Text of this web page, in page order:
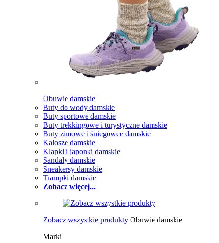
Obuwie damskie
Buty do wody damskie
Buty sportowe damskie
Buty trekkingowe i turystyczne damskie
Buty zimowe i śniegowce damskie
Kalosze damskie
Klapki i japonki damskie
Sandały damskie
Sneakersy damskie
Trampki damskie
Zobacz więcej...
Zobacz wszystkie produkty Obuwie damskie
Marki